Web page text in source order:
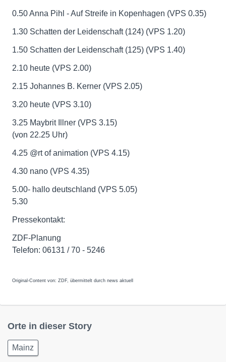
0.50 Anna Pihl - Auf Streife in Kopenhagen (VPS 0.35)
1.30 Schatten der Leidenschaft (124) (VPS 1.20)
1.50 Schatten der Leidenschaft (125) (VPS 1.40)
2.10 heute (VPS 2.00)
2.15 Johannes B. Kerner (VPS 2.05)
3.20 heute (VPS 3.10)
3.25 Maybrit Illner (VPS 3.15)
(von 22.25 Uhr)
4.25 @rt of animation (VPS 4.15)
4.30 nano (VPS 4.35)
5.00- hallo deutschland (VPS 5.05)
5.30
Pressekontakt:
ZDF-Planung
Telefon: 06131 / 70 - 5246
Original-Content von: ZDF, übermittelt durch news aktuell
Orte in dieser Story
Mainz